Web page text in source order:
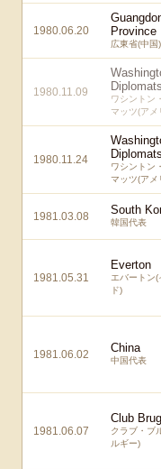
1980.06.20
Province
広東省(中国)
1980.11.09
Diplomats
ワシントン
マッツ(アメ
1980.11.24
Diplomats
ワシントン
マッツ(アメ
1981.03.08 South
韓国代表
1981.05.31
Everton
エバートン(
ド)
1981.06.02 China
中国代表
1981.06.07
Club
クラブ・ブ
ルギー)